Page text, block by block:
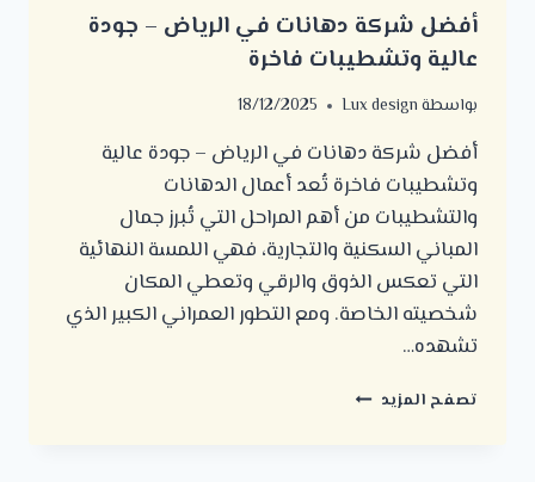
أفضل شركة دهانات في الرياض – جودة
عالية وتشطيبات فاخرة
بواسطةLux design
18/12/2025
أفضل شركة دهانات في الرياض – جودة عالية
وتشطيبات فاخرة تُعد أعمال الدهانات
والتشطيبات من أهم المراحل التي تُبرز جمال
المباني السكنية والتجارية، فهي اللمسة النهائية
التي تعكس الذوق والرقي وتعطي المكان
شخصيته الخاصة. ومع التطور العمراني الكبير الذي
تشهده…
تصفح المزيد أفضل